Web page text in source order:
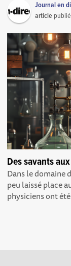
Journal en
article
Des savants
Dans le domaine
peu laissé place
physiciens ont